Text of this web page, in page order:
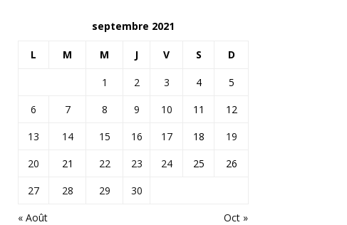
septembre 2021
L M M J V S D
« Août Oct »
1 2 3 4
5
6
7 8 9 10 11
12
13
14 15 16 17 18
19
20
21 22 23 24 25
26
27
28 29 30